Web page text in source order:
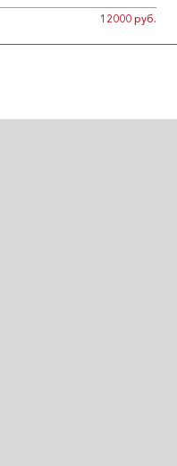
12000 руб.